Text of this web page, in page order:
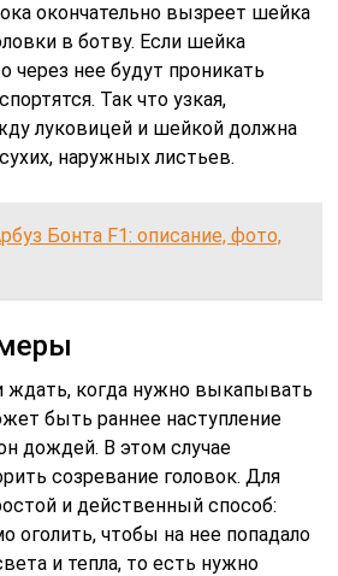
окончательно вызреет шейка
в ботву. Если шейка
через нее будут проникать
Так что узкая,
луковицей и шейкой должна
наружных листьев.
Бонта F1: описание, фото,
ждать, когда нужно выкапывать
быть раннее наступление
дождей. В этом случае
созревание головок. Для
и действенный способ:
оголить, чтобы на нее попадало
и тепла, то есть нужно